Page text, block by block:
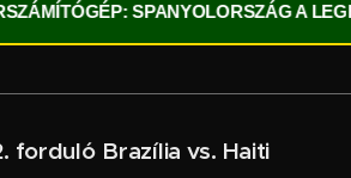
SPANYOLORSZÁG A LEGFŐBB
forduló Brazília vs. Haiti